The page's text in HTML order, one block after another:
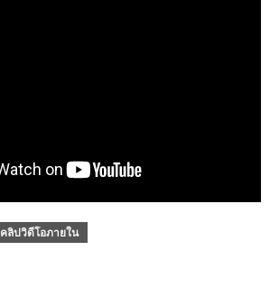
คลิปวิดีโอภายใน